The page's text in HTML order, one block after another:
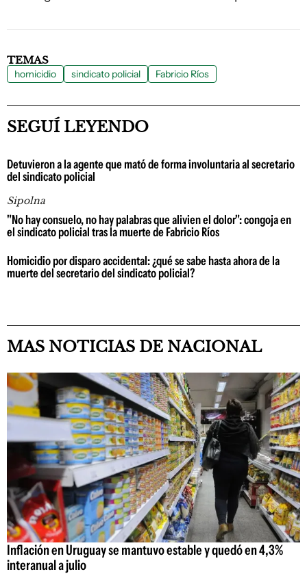
TEMAS
homicidio sindicato policial Fabricio Ríos
SEGUÍ LEYENDO
Detuvieron a la agente que mató de forma involuntaria al secretario
del sindicato policial
Sipolna
"No hay consuelo, no hay palabras que alivien el dolor": congoja en
el sindicato policial tras la muerte de Fabricio Ríos
Homicidio por disparo accidental: ¿qué se sabe hasta ahora de la
muerte del secretario del sindicato policial?
MAS NOTICIAS DE NACIONAL
Inflación en Uruguay se mantuvo estable y quedó en 4,3%
interanual a julio